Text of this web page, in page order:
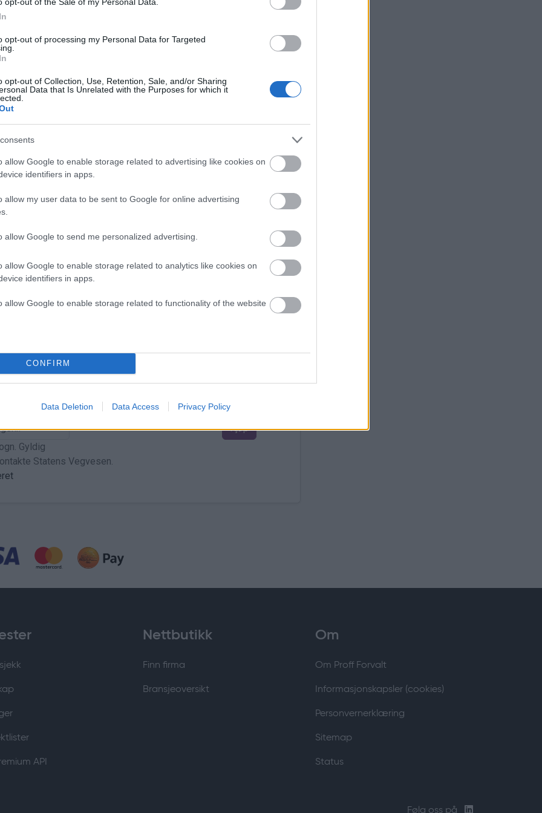
opt-out of processing my Personal Data for Targeted
opt-out of Collection, Use, Retention, Sale, and/or Sharing
Data that Is Unrelated with the Purposes for which it
allow Google to enable storage related to advertising like cookies on
identifiers in apps.
allow my user data to be sent to Google for online advertising
allow Google to send me personalized advertising.
allow Google to enable storage related to analytics like cookies on
identifiers in apps.
allow Google to enable storage related to functionality of the website
CONFIRM
Data Deletion Data Access Privacy Policy
i foretaksregisteret.
navn,
rolleoversikt (styret),
navn,
hvilke
bransje, målform.
Kjøp
er registrert konkurs på
i andre selskap.
NOK 25,00 Kjøp
Gyldig
Statens Vegvesen.
Kjøp
API
Nettbutikk
Finn firma
Bransjeoversikt
Om
Om Proff Forvalt
Informasjonskapsler (cookies)
Personvernerklæring
Sitemap
Status
Følg oss på